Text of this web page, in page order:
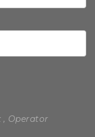
, Operator